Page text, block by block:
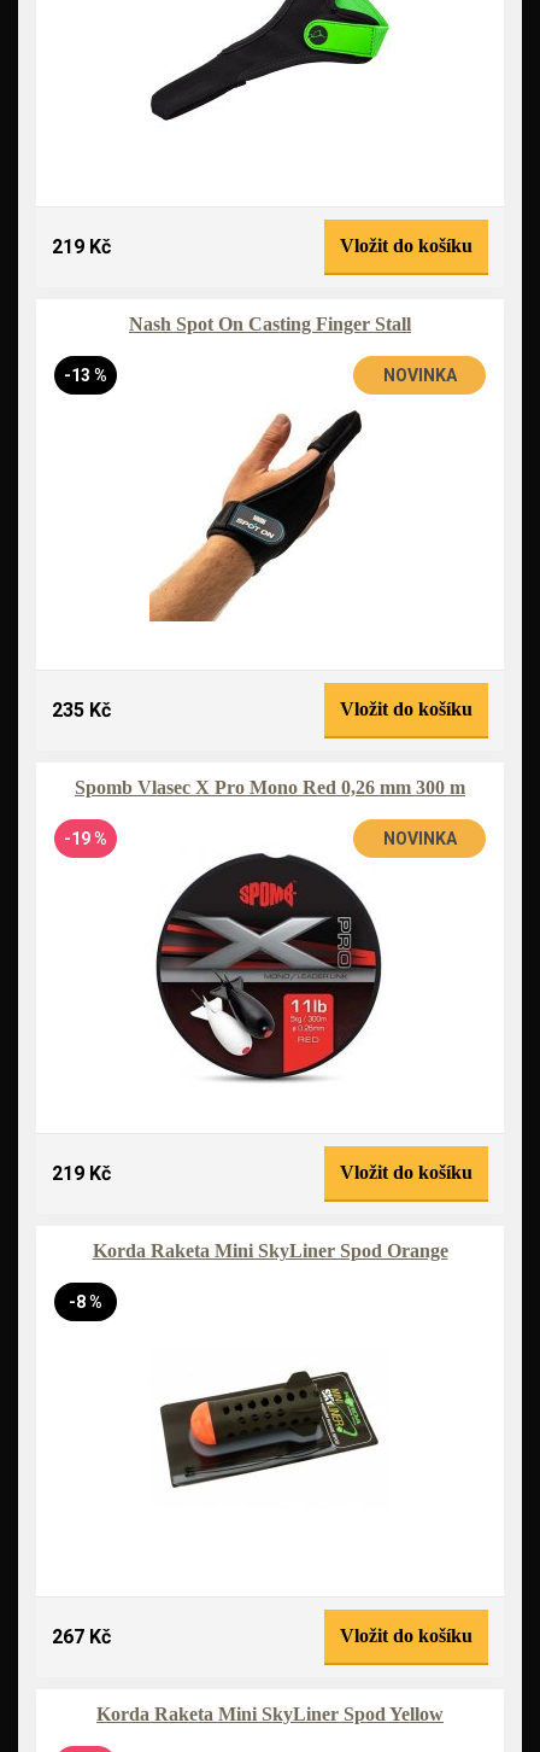
219 Kč Vložit do košíku
Nash Spot On Casting Finger Stall
-13 % NOVINKA
235 Kč Vložit do košíku
Spomb Vlasec X Pro Mono Red 0,26 mm 300 m
-19 % NOVINKA
219 Kč Vložit do košíku
Korda Raketa Mini SkyLiner Spod Orange
-8 %
267 Kč Vložit do košíku
Korda Raketa Mini SkyLiner Spod Yellow